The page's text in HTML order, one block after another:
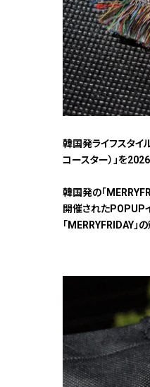
韓国発ライフスタイ
コースター）」を
韓国発の「
開催されたPOPUP
「MERRYFRIDAY」